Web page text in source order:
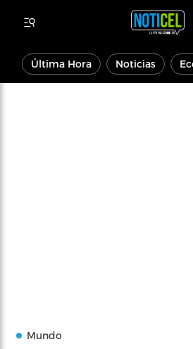
Última Hora Noticias
Mundo